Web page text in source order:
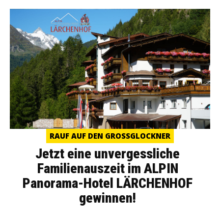
RAUF AUF DEN GROSSGLOCKNER
Jetzt eine unvergessliche
Familienauszeit im ALPIN
Panorama-Hotel LÄRCHENHOF
gewinnen!